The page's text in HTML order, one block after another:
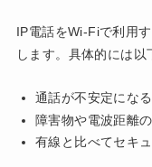
IP電話をWi-Fiで利用
します。具体的には以
通話が不安定にな
障害物や電波距離
有線と比べてセキ